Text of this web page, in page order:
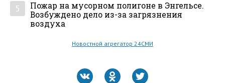
5
Пожар на мусорном полигоне в Энгельсе.
Возбуждено дело из-за загрязнения
воздуха
Новостной агрегатор 24СМИ